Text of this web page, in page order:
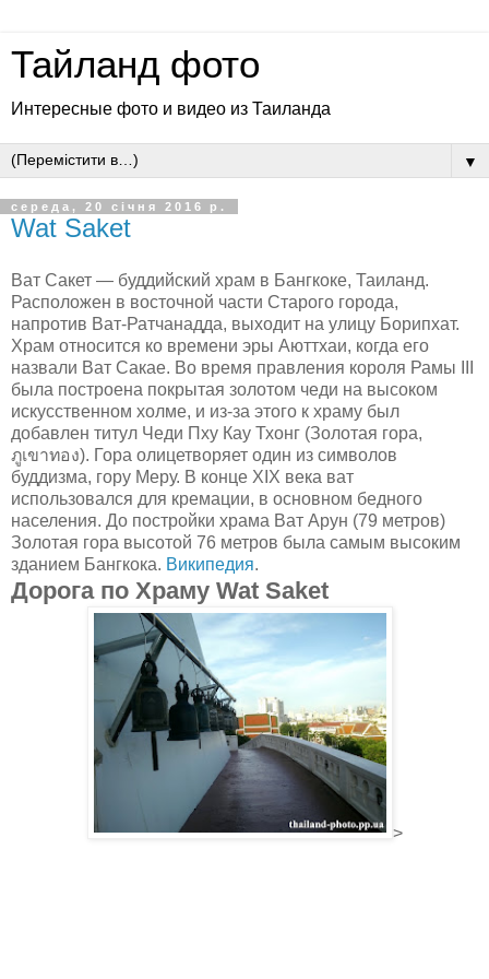
Тайланд фото
Интересные фото и видео из Таиланда
▼
середа, 20 січня 2016 р.
Wat Saket
Ват Сакет — буддийский храм в Бангкоке, Таиланд.
Расположен в восточной части Старого города,
напротив Ват-Ратчанадда, выходит на улицу Борипхат.
Храм относится ко времени эры Аюттхаи, когда его
назвали Ват Сакае. Во время правления короля Рамы III
была построена покрытая золотом чеди на высоком
искусственном холме, и из-за этого к храму был
добавлен титул Чеди Пху Кау Тхонг (Золотая гора,
ภูเขาทอง). Гора олицетворяет один из символов
буддизма, гору Меру. В конце XIX века ват
использовался для кремации, в основном бедного
населения. До постройки храма Ват Арун (79 метров)
Золотая гора высотой 76 метров была самым высоким
зданием Бангкока. Википедия.
Дорога по Храму Wat Saket
>